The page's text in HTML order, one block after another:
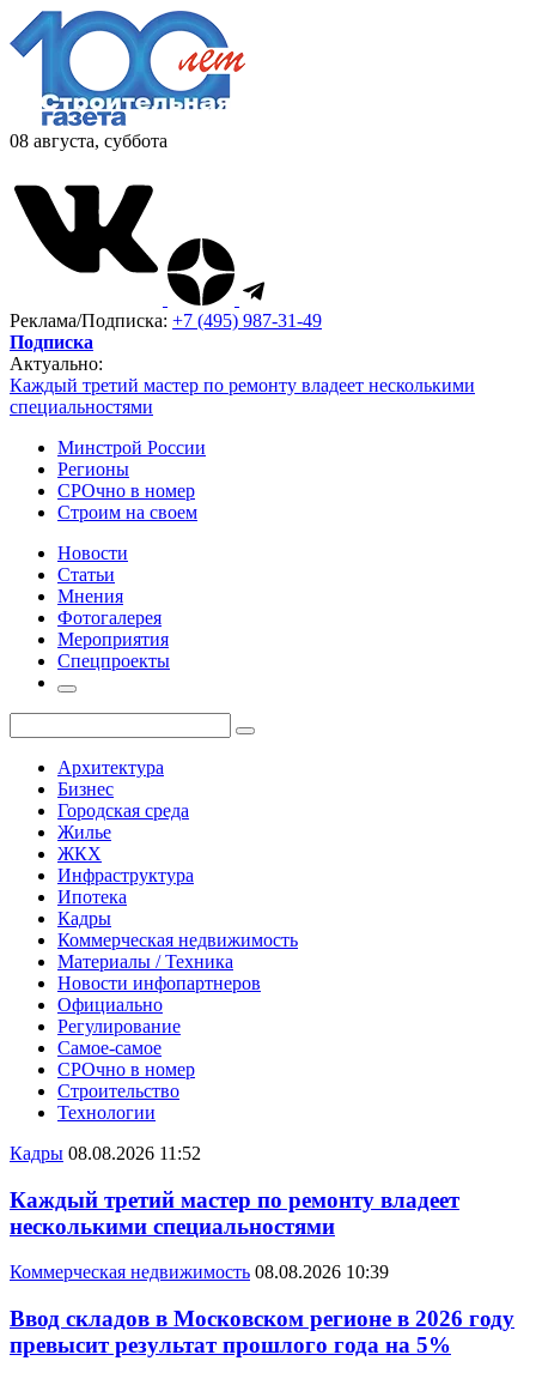
08 августа, суббота
Реклама/Подписка: +7 (495) 987-31-49
Подписка
Актуально:
Каждый третий мастер по ремонту владеет несколькими
специальностями
Минстрой России
Регионы
СРОчно в номер
Строим на своем
Новости
Статьи
Мнения
Фотогалерея
Мероприятия
Спецпроекты
Архитектура
Бизнес
Городская среда
Жилье
ЖКХ
Инфраструктура
Ипотека
Кадры
Коммерческая недвижимость
Материалы / Техника
Новости инфопартнеров
Официально
Регулирование
Самое-самое
СРОчно в номер
Строительство
Технологии
Кадры 08.08.2026 11:52
Каждый третий мастер по ремонту владеет
несколькими специальностями
Коммерческая недвижимость 08.08.2026 10:39
Ввод складов в Московском регионе в 2026 году
превысит результат прошлого года на 5%